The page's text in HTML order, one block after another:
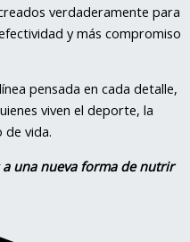
verdaderamente para
y más compromiso
pensada en cada detalle,
viven el deporte, la
de vida.
a una nueva forma de nutrir